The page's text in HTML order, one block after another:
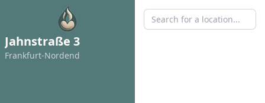
Jahnstraße 3
Frankfurt-Nordend